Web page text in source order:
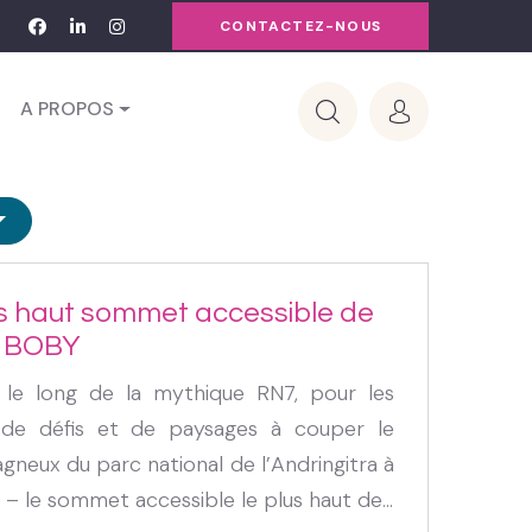
CONTACTEZ-NOUS
A PROPOS
haut sommet accessible de
le long de la mythique RN7, pour les
défis et de paysages à couper le
du parc national de l’Andringitra à
– le sommet accessible le plus haut de...